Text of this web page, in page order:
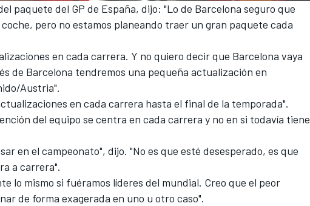
paquete del GP de España, dijo: "Lo de Barcelona seguro que
pero no estamos planeando traer un gran paquete cada
en cada carrera. Y no quiero decir que Barcelona vaya
de Barcelona tendremos una pequeña actualización en
Austria".
en cada carrera hasta el final de la temporada".
del equipo se centra en cada carrera y no en si todavía tiene
en el campeonato", dijo. "No es que esté desesperado, es que
a carrera".
lo mismo si fuéramos líderes del mundial. Creo que el peor
de forma exagerada en uno u otro caso".